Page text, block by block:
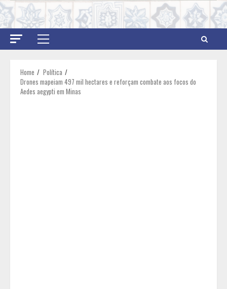
Primary
Home
Política
Drones mapeiam 497 mil hectares e reforçam combate aos focos do
Aedes aegypti em Minas